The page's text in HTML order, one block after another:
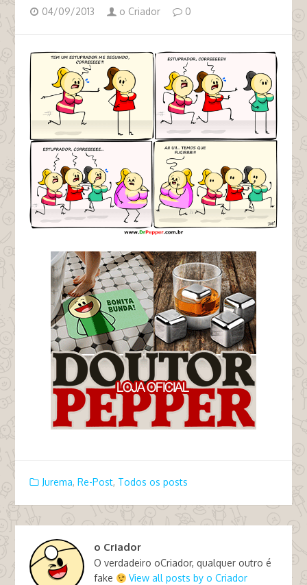
04/09/2013 o Criador 0
Jurema, Re-Post, Todos os posts
o Criador
O verdadeiro oCriador, qualquer outro é
fake
View all posts by o Criador